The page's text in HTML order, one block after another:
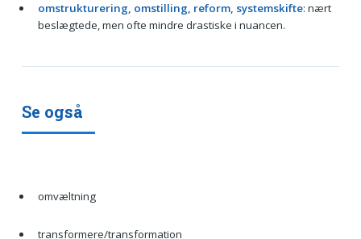
omstrukturering, omstilling, reform, systemskifte: nært
beslægtede, men ofte mindre drastiske i nuancen.
Se også
omvæltning
transformere/transformation